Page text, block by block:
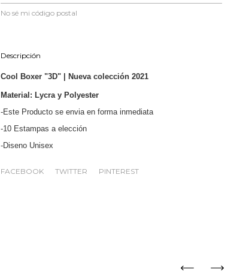
No sé mi código postal
Descripción
Cool Boxer "3D" | Nueva colección 2021
Material: Lycra y Polyester
-Este Producto se envia en forma inmediata
-10 Estampas a elección
-Diseno Unisex
FACEBOOK TWITTER PINTEREST